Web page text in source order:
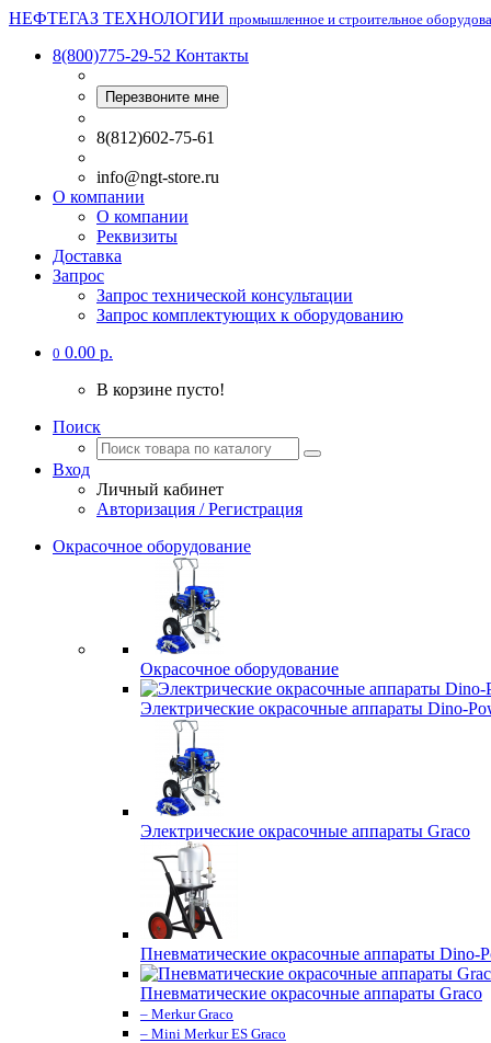
НЕФТЕГАЗ ТЕХНОЛОГИИ промышленное и строительное
8(800)775-29-52 Контакты
Перезвоните мне
8(812)602-75-61
info@ngt-store.ru
О компании
О компании
Реквизиты
Доставка
Запрос
Запрос технической консультации
Запрос комплектующих к оборудованию
0 0.00 р.
В корзине пусто!
Поиск
Вход
Личный кабинет
Авторизация / Регистрация
Окрасочное оборудование
Окрасочное оборудование
Электрические окрасочные аппараты Dino-
Электрические окрасочные аппараты Graco
Пневматические окрасочные аппараты Dino-
Пневматические окрасочные аппараты Graco
– Merkur Graco
– Mini Merkur ES Graco